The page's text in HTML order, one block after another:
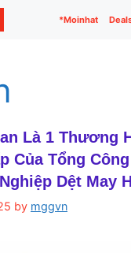
*Moinhat
Là 1 Thương
Của Tổng
Dệt May
by mggvn